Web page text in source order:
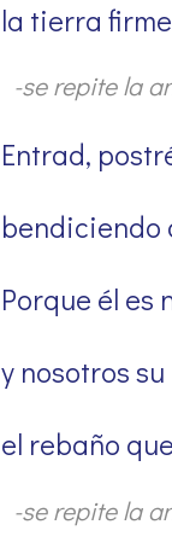
la tierra
-se repite la
Entrad,
bendiciendo
Porque él es
y nosotros
el rebaño
-se repite la